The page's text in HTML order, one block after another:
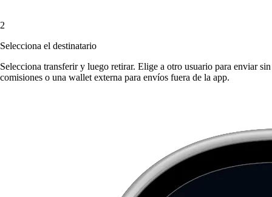
2
Selecciona el destinatario
Selecciona transferir y luego retirar. Elige a otro usuario para enviar sin
comisiones o una wallet externa para envíos fuera de la app.